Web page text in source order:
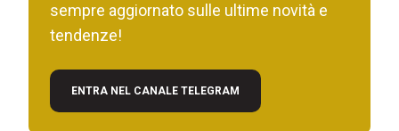
sempre aggiornato sulle ultime novità e
tendenze!
ENTRA NEL CANALE TELEGRAM